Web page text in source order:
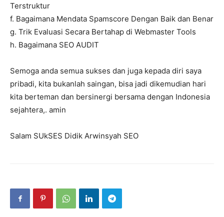
Terstruktur
f. Bagaimana Mendata Spamscore Dengan Baik dan Benar
g. Trik Evaluasi Secara Bertahap di Webmaster Tools
h. Bagaimana SEO AUDIT
Semoga anda semua sukses dan juga kepada diri saya
pribadi, kita bukanlah saingan, bisa jadi dikemudian hari
kita berteman dan bersinergi bersama dengan Indonesia
sejahtera,. amin
Salam SUkSES Didik Arwinsyah SEO